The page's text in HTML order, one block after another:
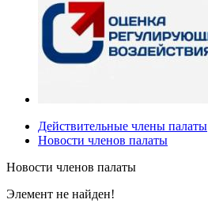
Действительные члены палаты
Новости членов палаты
Новости членов палаты
Элемент не найден!